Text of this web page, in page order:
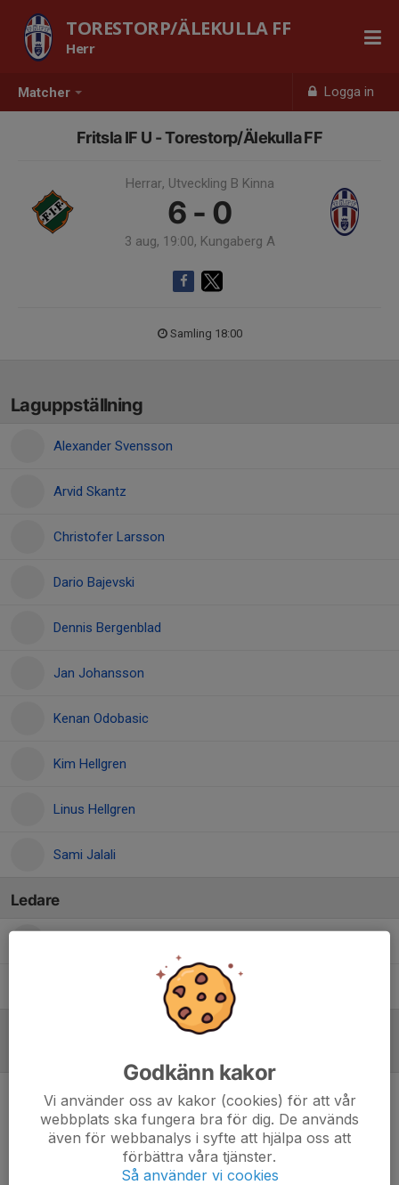
Matcher Logga in
TORESTORP/ÄLEKULLA FF
Herr
Fritsla IF U - Torestorp/Älekulla FF
Herrar, Utveckling B Kinna
6 - 0
3 aug, 19:00, Kungaberg A
Samling 18:00
Laguppställning
Alexander Svensson
Arvid Skantz
Christofer Larsson
Dario Bajevski
Dennis Bergenblad
Jan Johansson
Kenan Odobasic
Kim Hellgren
Linus Hellgren
Sami Jalali
Ledare
Ass. tränare & ledare U-lag
Inget referat skrivet
Godkänn kakor
Vi använder oss av kakor (cookies) för att vår
webbplats ska fungera bra för dig. De används
även för webbanalys i syfte att hjälpa oss att
förbättra våra tjänster.
Så använder vi cookies